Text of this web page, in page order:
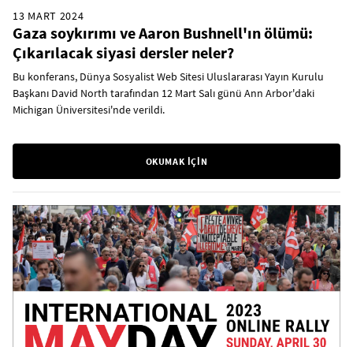
13 MART 2024
Gaza soykırımı ve Aaron Bushnell'ın ölümü:
Çıkarılacak siyasi dersler neler?
Bu konferans, Dünya Sosyalist Web Sitesi Uluslararası Yayın Kurulu
Başkanı David North tarafından 12 Mart Salı günü Ann Arbor'daki
Michigan Üniversitesi'nde verildi.
OKUMAK İÇİN